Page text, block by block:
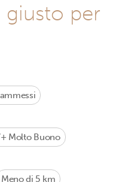
giusto per
Molto Buono
Meno di 5 km